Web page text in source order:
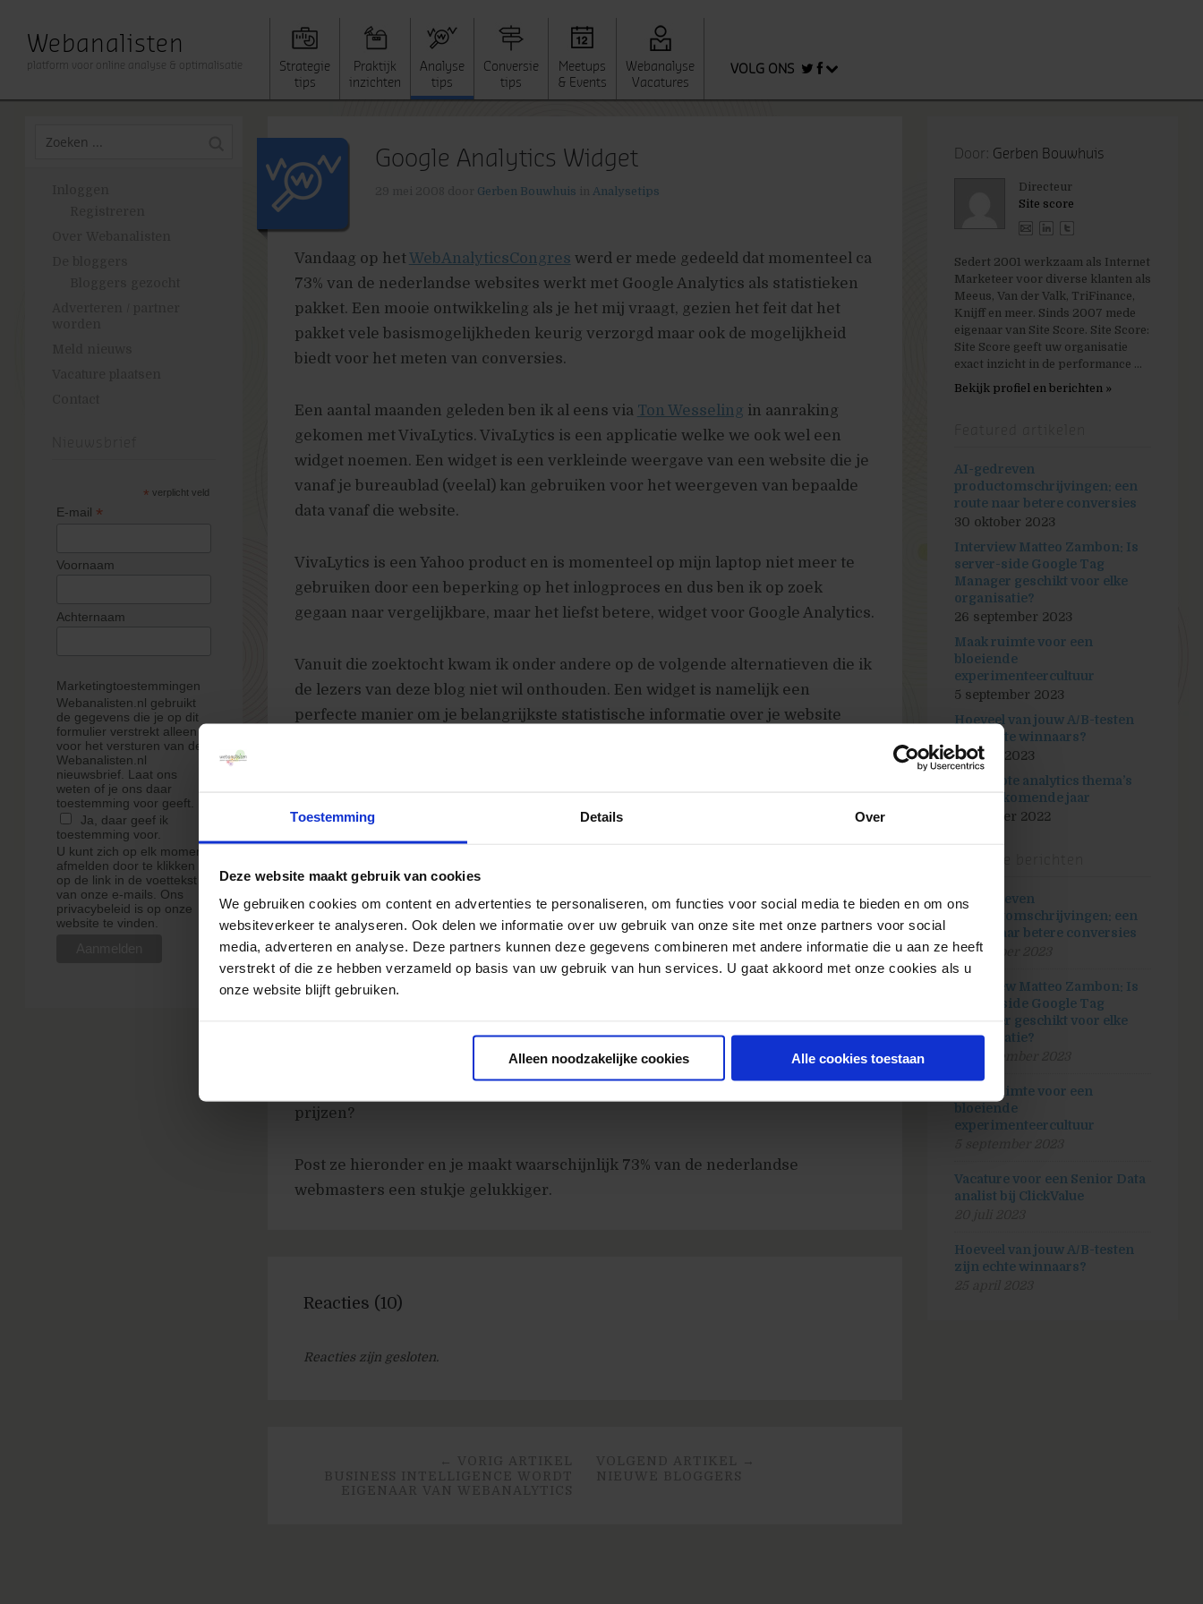
Toestemming Details Over
Deze website maakt gebruik van cookies
We gebruiken cookies om content en advertenties te personaliseren, om functies voor social media te bieden en om ons
websiteverkeer te analyseren. Ook delen we informatie over uw gebruik van onze site met onze partners voor social
media, adverteren en analyse. Deze partners kunnen deze gegevens combineren met andere informatie die u aan ze heeft
verstrekt of die ze hebben verzameld op basis van uw gebruik van hun services. U gaat akkoord met onze cookies als u
onze website blijft gebruiken.
Alleen noodzakelijke cookies Alle cookies toestaan
Webanalisten
platform voor online analyse & optimalisatie
Strategie
tips
Praktijk
inzichten
Analyse
tips
Conversie
tips
Meetups
& Events
Webanalyse
Vacatures
VOLG ONS
* verplicht veld
E-mail *
Voornaam
Achternaam
Marketingtoestemmingen
Webanalisten.nl gebruikt
de gegevens die je op dit
formulier verstrekt alleen
voor het versturen van de
Webanalisten.nl
nieuwsbrief. Laat ons
weten of je ons daar
toestemming voor geeft.
Ja, daar geef ik
toestemming voor.
U kunt zich op elk moment
afmelden door te klikken
op de link in de voettekst
van onze e-mails. Ons
privacybeleid is op onze
website te vinden.
Google Analytics Widget
Gerben Bouwhuis Analysetips
Vandaag op hetWebAnalyticsCongres werd er mede gedeeld dat momenteel ca
73% van de nederlandse websites werkt met Google Analytics als statistieken
pakket. Een mooie ontwikkeling als je het mij vraagt, gezien het feit dat het
pakket vele basismogelijkheden keurig verzorgd maar ook de mogelijkheid
biedt voor het meten van conversies.
Een aantal maanden geleden ben ik al eens via Ton Wesseling in aanraking
gekomen met VivaLytics. VivaLytics is een applicatie welke we ook wel een
widget noemen. Een widget is een verkleinde weergave van een website die je
vanaf je bureaublad (veelal) kan gebruiken voor het weergeven van bepaalde
data vanaf die website.
VivaLytics is een Yahoo product en is momenteel op mijn laptop niet meer te
gebruiken door een beperking op het inlogproces en dus ben ik op zoek
gegaan naar vergelijkbare, maar het liefst betere, widget voor Google Analytics.
Vanuit die zoektocht kwam ik onder andere op de volgende alternatieven die ik
de lezers van deze blog niet wil onthouden. Een widget is namelijk een
perfecte manier om je belangrijkste statistische informatie over je website
DashaLytics
: Een hele mooie widget, echter alleen voor Mac geschikt.
vereist Adobe Air. Adobe Air heeft een update gedaan, maar About Nico zal dit
nog moeten verwerken zoals het nu blijkt.
ApperCeptive : Previews ook hier zien er wederom goed uit, derhalve MT4 Only
en dus niet overal bruikbaar
Monitus: Een firefox add-on die dicht bij een widget in de buurt komt, maar het
Al met al, veel gevonden, niets werkt (behalve dan DashaLytics op de IMac).
prijzen?
Post ze hieronder en je maakt waarschijnlijk 73% van de nederlandse
webmasters een stukje gelukkiger.
Reacties (10)
Reacties zijn gesloten.
VOLGEND ARTIKEL →
NIEUWE BLOGGERS
← VORIG ARTIKEL
BUSINESS INTELLIGENCE WORDT
EIGENAAR VAN WEBANALYTICS
Door: Gerben Bouwhuis
Directeur
Site score
Sedert 2001 werkzaam als Internet
Marketeer voor diverse klanten als
Meeus, Van der Valk, TriFinance,
Knijff en meer. Sinds 2007 mede
eigenaar van Site Score. Site Score:
Site Score geeft uw organisatie
exact inzicht in de performance ...
Bekijk profiel en berichten »
AI-gedreven
productomschrijvingen: een
route naar betere conversies
30 oktober 2023
Interview Matteo Zambon: Is
server-side Google Tag
Manager geschikt voor elke
organisatie?
26 september 2023
Maak ruimte voor een
bloeiende
experimenteercultuur
5 september 2023
Hoeveel van jouw A/B-testen
zijn echte winnaars?
25 april 2023
De 3 grote analytics thema’s
van het komende jaar
31 oktober 2022
AI-gedreven
productomschrijvingen: een
route naar betere conversies
30 oktober 2023
Interview Matteo Zambon: Is
server-side Google Tag
Manager geschikt voor elke
organisatie?
Maak ruimte voor een
bloeiende
experimenteercultuur
Vacature voor een Senior Data
analist bij ClickValue
Hoeveel van jouw A/B-testen
zijn echte winnaars?